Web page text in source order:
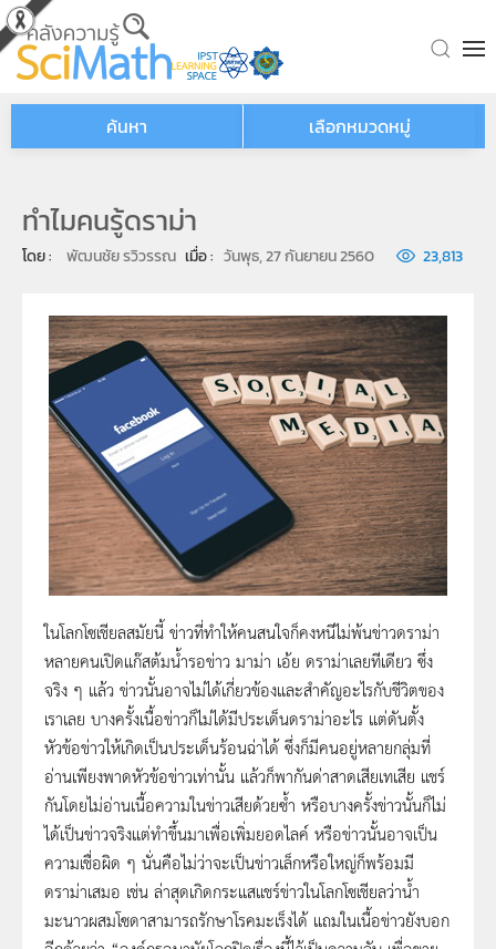
Skip to main content
ค้นหา เลือกหมวดหมู่
ทำไมคนรู้ดราม่า
โดย : พัฒนชัย รวิวรรณ เมื่อ : วันพุธ, 27 กันยายน 2560 23,813
ในโลกโซเชียลสมัยนี้ ข่าวที่ทำให้คนสนใจก็คงหนีไม่พ้นข่าวดราม่า
หลายคนเปิดแก๊สต้มน้ำรอข่าว มาม่า เอ้ย ดราม่าเลยทีเดียว ซึ่ง
จริง ๆ แล้ว ข่าวนั้นอาจไม่ได้เกี่ยวข้องและสำคัญอะไรกับชีวิตของ
เราเลย บางครั้งเนื้อข่าวก็ไม่ได้มีประเด็นดราม่าอะไร แต่ดันตั้ง
หัวข้อข่าวให้เกิดเป็นประเด็นร้อนฉ่าได้ ซึ่งก็มีคนอยู่หลายกลุ่มที่
อ่านเพียงพาดหัวข้อข่าวเท่านั้น แล้วก็พากันด่าสาดเสียเทเสีย แชร์
กันโดยไม่อ่านเนื้อความในข่าวเสียด้วยซ้ำ หรือบางครั้งข่าวนั้นก็ไม่
ได้เป็นข่าวจริงแต่ทำขึ้นมาเพื่อเพิ่มยอดไลค์ หรือข่าวนั้นอาจเป็น
ความเชื่อผิด ๆ นั่นคือไม่ว่าจะเป็นข่าวเล็กหรือใหญ่ก็พร้อมมี
ดราม่าเสมอ เช่น ล่าสุดเกิดกระแสแชร์ข่าวในโลกโซเชียลว่าน้ำ
มะนาวผสมโซดาสามารถรักษาโรคมะเร็งได้ แถมในเนื้อข่าวยังบอก